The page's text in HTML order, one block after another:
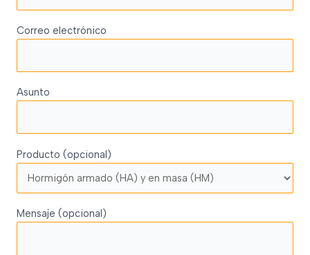
Correo electrónico
Asunto
Producto (opcional)
Mensaje (opcional)